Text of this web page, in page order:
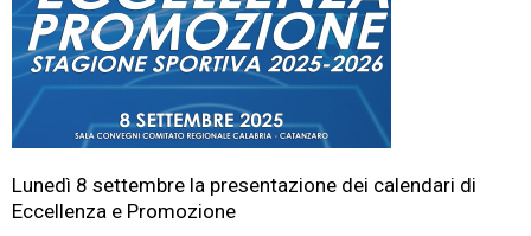
Lunedì 8 settembre la presentazione dei calendari di
Eccellenza e Promozione